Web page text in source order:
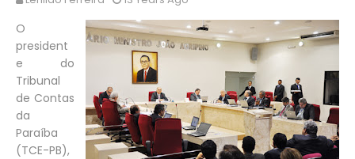
O
president
e do
Tribunal
de Contas
da
Paraíba
(TCE-PB),